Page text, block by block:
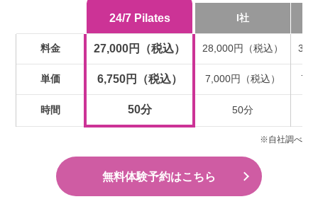
24/7 Pilates I社
料金 27,000円（税込） 28,000円（税込）
単価 6,750円（税込） 7,000円（税込）
時間 50分 50分
※自社調べ
無料体験予約はこちら